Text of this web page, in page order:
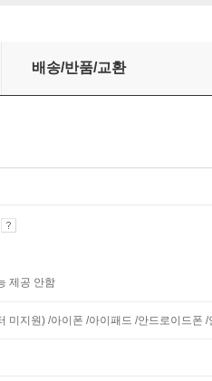
배송/반품/교환
제공 안함
미지원) /아이폰 /아이패드 /안드로이드